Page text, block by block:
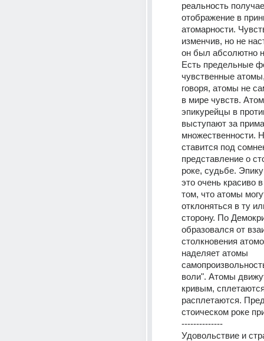
реальность
отображение в
атомарности.
изменчив, но не
он был абсолютно
Есть предельные
чувственные
говоря, атомы не
в мире чувств.
эпикурейцы в
выступают за
множественности.
ставится под
представление о
роке, судьбе.
это очень красиво
том, что атомы
отклоняться в ту
сторону. По
образовался от
столкновения
наделяет атомы
воли". Атомы
кривым,
расплетаются.
стоическом роке
--------------
Удовольствие и